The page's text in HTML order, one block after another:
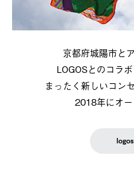
京都府城陽市と
LOGOSとのコラ
まったく新しいコン
2018年にオー